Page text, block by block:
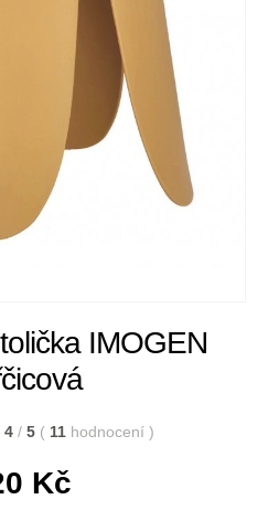
IMOGEN
4 / 5 ( 11 hodnocení )
Kč